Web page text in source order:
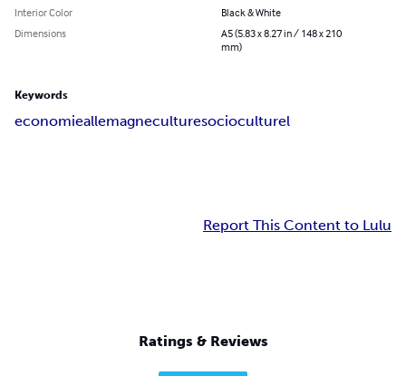
Interior Color
Black & White
Dimensions
A5 (5.83 x 8.27 in / 148 x 210
mm)
Keywords
economieallemagneculturesocioculturel
Report This Content to Lulu
Ratings & Reviews